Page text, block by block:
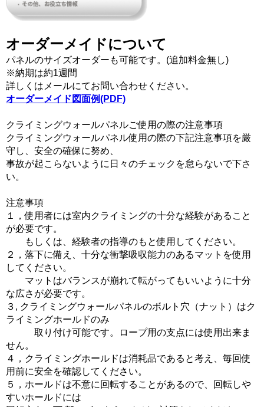
オーダーメイドについて
パネルのサイズオーダーも可能です。(追加料金無し)
※納期は約1週間
詳しくはメールにてお問い合わせください。
オーダーメイド図面例(PDF)
クライミングウォールパネルご使用の際の注意事項
クライミングウォールパネル使用の際の下記注意事項を厳
守し、安全の確保に努め、
事故が起こらないように日々のチェックを怠らないで下さ
い。
注意事項
１，使用者には室内クライミングの十分な経験があること
が必要です。
もしくは、経験者の指導のもと使用してください。
２，落下に備え、十分な衝撃吸収能力のあるマットを使用
してください。
マットはバランスが崩れて転がってもいいように十分
な広さが必要です。
３, クライミングウォールパネルのボルト穴（ナット）はク
ライミングホールドのみ
取り付け可能です。ロープ用の支点には使用出来ま
せん。
４，クライミングホールドは消耗品であると考え、毎回使
用前に安全を確認してください。
５，ホールドは不意に回転することがあるので、回転しや
すいホールドには